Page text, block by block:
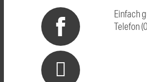
Einfach
Telefon